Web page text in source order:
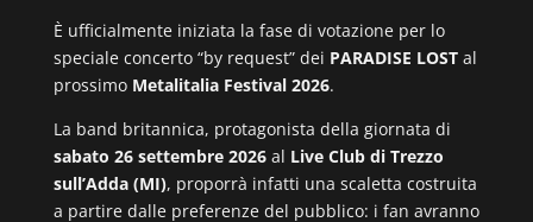
È ufficialmente iniziata la fase di votazione per lo
speciale concerto “by request” dei PARADISE LOSTal
prossimo Metalitalia Festival 2026.
La band britannica, protagonista della giornata di
sabato 26 settembre 2026al Live Club di Trezzo
sull’Adda (MI), proporrà infatti una scaletta costruita
a partire dalle preferenze del pubblico: i fan avranno